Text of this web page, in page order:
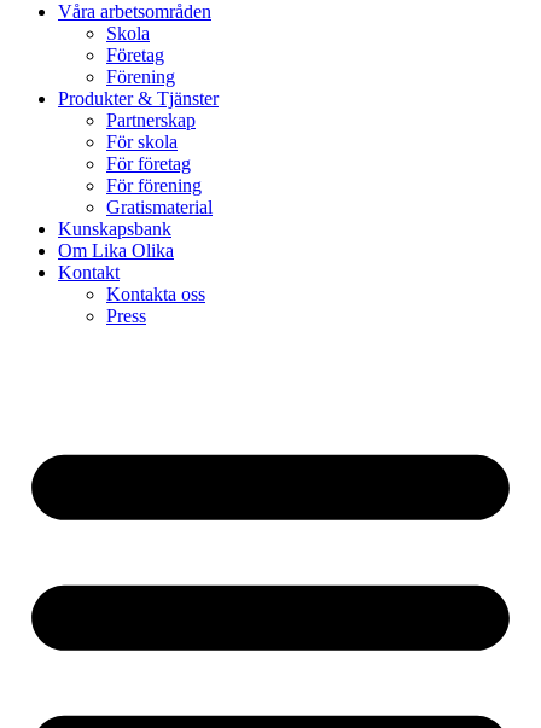
Våra arbetsområden
Skola
Företag
Förening
Produkter & Tjänster
Partnerskap
För skola
För företag
För förening
Gratismaterial
Kunskapsbank
Om Lika Olika
Kontakt
Kontakta oss
Press